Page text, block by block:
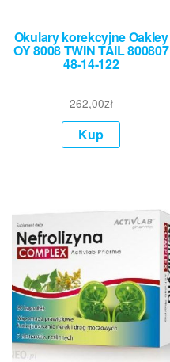
Okulary korekcyjne Oakley
OY 8008 TWIN TAIL 800807
48-14-122
262,00zł
Kup